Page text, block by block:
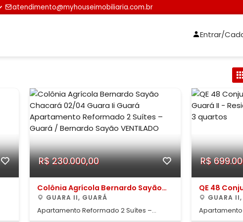
atendimento@myhouseimobiliaria.com.br
Entrar/
R$ 230.000,00
Colônia Agrícola Bernardo Sayão
Chacará 02/04
GUARA II, GUARÁ
Apartamento Reformado 2 Suítes –
R$
QE 48
GUARA